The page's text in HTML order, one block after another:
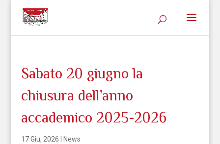
Sabato 20 giugno la
chiusura dell’anno
accademico 2025-2026
17 Giu, 2026 News